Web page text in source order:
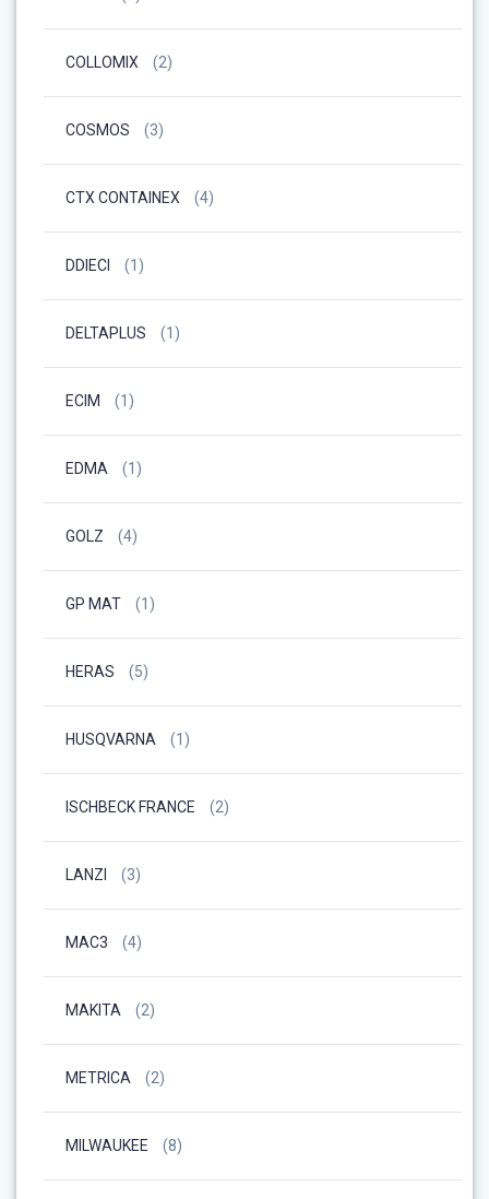
COLLOMIX (2)
COSMOS (3)
CTX CONTAINEX (4)
DDIECI (1)
DELTAPLUS (1)
ECIM (1)
EDMA (1)
GOLZ (4)
GP MAT (1)
HERAS (5)
HUSQVARNA (1)
ISCHBECK FRANCE (2)
LANZI (3)
MAC3 (4)
MAKITA (2)
METRICA (2)
MILWAUKEE (8)